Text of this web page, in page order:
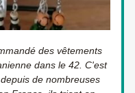
des vêtements
dans le 42. C'est
de nombreuses